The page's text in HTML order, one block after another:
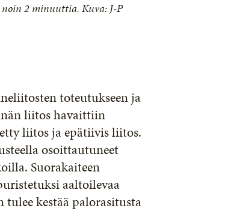
noin 2 minuuttia. Kuva: J-P
toteutukseen ja
liitos havaittiin
liitos ja epätiivis liitos.
osoittautuneet
Suorakaiteen
aaltoilevaa
kestää palorasitusta